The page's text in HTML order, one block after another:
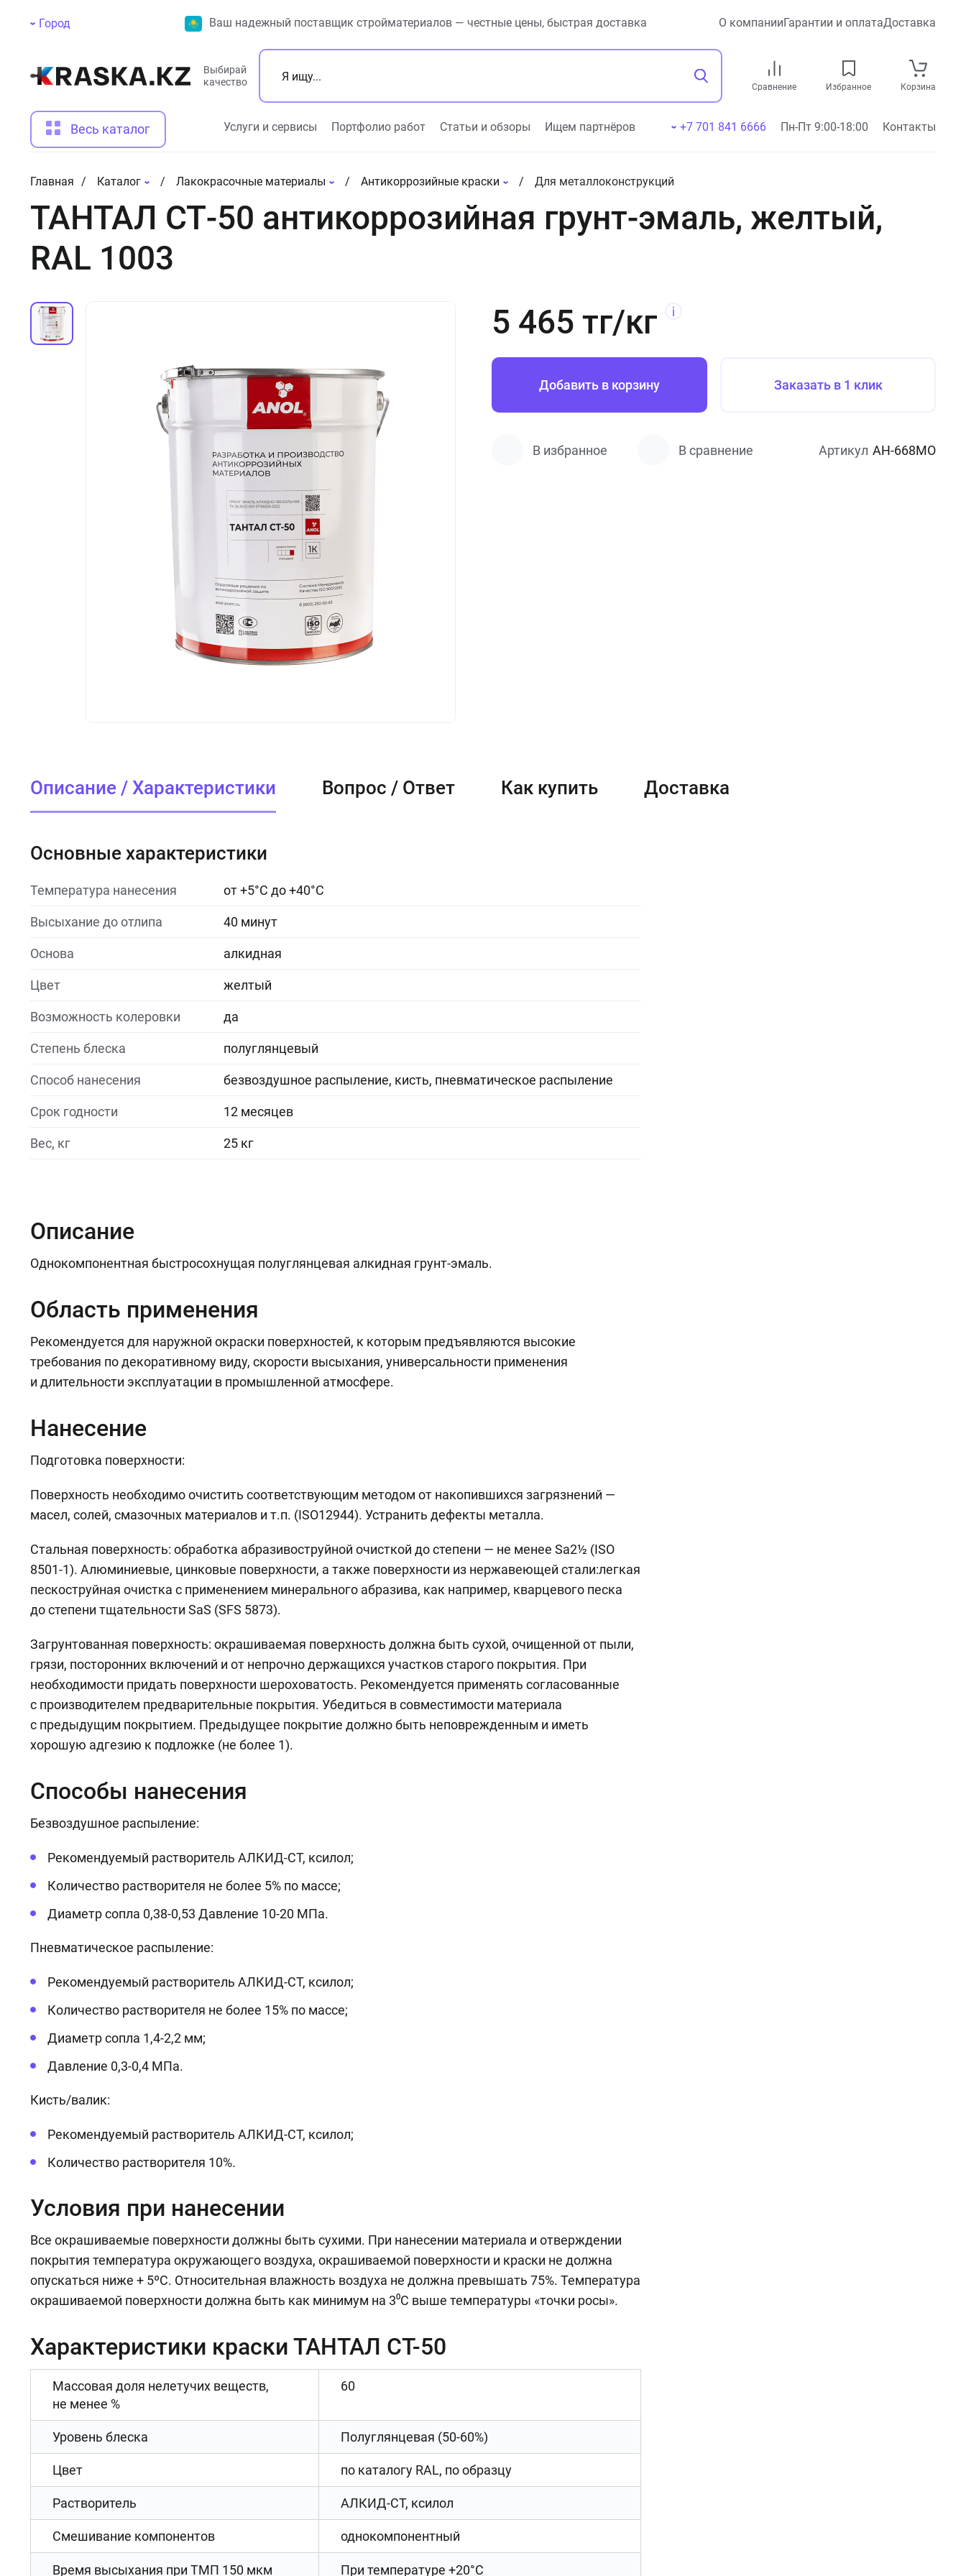
Город Ваш надежный поставщик стройматериалов — честные цены, быстрая доставка О компанииГарантии и оплатаДоставка
Выбирай
качество
Сравнение Избранное Корзина
Весь каталог Услуги и сервисы Портфолио работ Статьи и обзоры Ищем партнёров +7 701 841 6666 Пн-Пт 9:00-18:00 Контакты
Главная Каталог Лакокрасочные материалы Антикоррозийные краски Для металлоконструкций
ТАНТАЛ СТ‐50 антикоррозийная грунт-эмаль, желтый,
RAL 1003
5 465 тг/кг
Добавить в корзину Заказать в 1 клик
В избранное В сравнение Артикул АН-668МО
Описание / Характеристики Вопрос / Ответ Как купить Доставка
Основные характеристики
Температура нанесения от +5°C до +40°C
Высыхание до отлипа 40 минут
Основа алкидная
Цвет желтый
Возможность колеровки да
Степень блеска полуглянцевый
Способ нанесения безвоздушное распыление, кисть, пневматическое распыление
Срок годности 12 месяцев
Вес, кг 25 кг
Описание
Однокомпонентная быстросохнущая полуглянцевая алкидная грунт-эмаль.
Область применения
Рекомендуется для наружной окраски поверхностей, к которым предъявляются высокие
требования по декоративному виду, скорости высыхания, универсальности применения
и длительности эксплуатации в промышленной атмосфере.
Нанесение
Подготовка поверхности:
Поверхность необходимо очистить соответствующим методом от накопившихся загрязнений —
масел, солей, смазочных материалов и т.п. (ISO12944). Устранить дефекты металла.
Стальная поверхность: обработка абразивоструйной очисткой до степени — не менее Sa2½ (ISO
8501-1). Алюминиевые, цинковые поверхности, а также поверхности из нержавеющей стали:легкая
пескоструйная очистка с применением минерального абразива, как например, кварцевого песка
до степени тщательности SaS (SFS 5873).
Загрунтованная поверхность: окрашиваемая поверхность должна быть сухой, очищенной от пыли,
грязи, посторонних включений и от непрочно держащихся участков старого покрытия. При
необходимости придать поверхности шероховатость. Рекомендуется применять согласованные
с производителем предварительные покрытия. Убедиться в совместимости материала
с предыдущим покрытием. Предыдущее покрытие должно быть неповрежденным и иметь
хорошую адгезию к подложке (не более 1).
Способы нанесения
Безвоздушное распыление:
Рекомендуемый растворитель АЛКИД-СТ, ксилол;
Количество растворителя не более 5% по массе;
Диаметр сопла 0,38-0,53 Давление 10-20 МПа.
Пневматическое распыление:
Рекомендуемый растворитель АЛКИД-СТ, ксилол;
Количество растворителя не более 15% по массе;
Диаметр сопла 1,4-2,2 мм;
Давление 0,3-0,4 МПа.
Кисть/валик:
Рекомендуемый растворитель АЛКИД-СТ, ксилол;
Количество растворителя 10%.
Условия при нанесении
Все окрашиваемые поверхности должны быть сухими. При нанесении материала и отверждении
покрытия температура окружающего воздуха, окрашиваемой поверхности и краски не должна
опускаться ниже + 5ºС. Относительная влажность воздуха не должна превышать 75%. Температура
окрашиваемой поверхности должна быть как минимум на 3⁰С выше температуры «точки росы».
Характеристики краски ТАНТАЛ СТ-50
Массовая доля нелетучих веществ,
не менее %
60
Уровень блеска Полуглянцевая (50-60%)
Цвет по каталогу RAL, по образцу
Растворитель АЛКИД-СТ, ксилол
Смешивание компонентов однокомпонентный
Время высыхания при ТМП 150 мкм При температуре +20°С